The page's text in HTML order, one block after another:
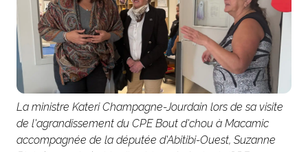
La ministre Kateri Champagne-Jourdain lors de sa visite
de l'agrandissement du CPE Bout d'chou à Macamic
accompagnée de la députée d'Abitibi-Ouest, Suzanne